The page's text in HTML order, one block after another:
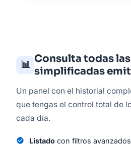
📊 Consulta todas
simplificadas
Un panel con el historial
que tengas el control total de
cada día.
check_circle Listadocon filtros avanzados